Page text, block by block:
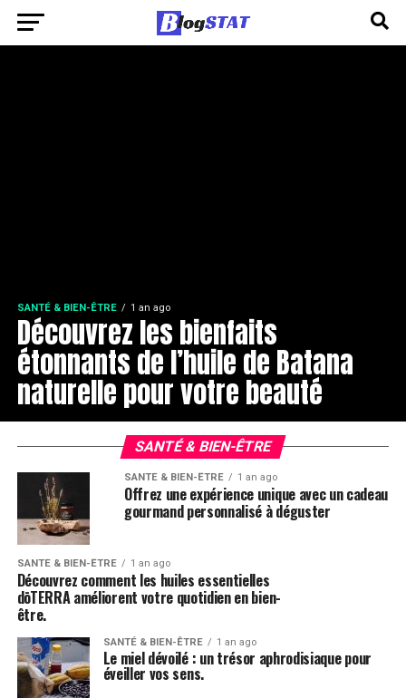
SANTÉ & BIEN-ÊTRE 1 an ago
Découvrez les bienfaits
étonnants de l’huile de Batana
naturelle pour votre beauté
SANTÉ & BIEN-ÊTRE
SANTÉ & BIEN-ÊTRE 1 an ago
Offrez une expérience unique avec un cadeau
gourmand personnalisé à déguster
SANTÉ & BIEN-ÊTRE 1 an ago
Découvrez comment les huiles essentielles
dōTERRA améliorent votre quotidien en bien-
être.
SANTÉ & BIEN-ÊTRE 1 an ago
Le miel dévoilé : un trésor aphrodisiaque pour
éveiller vos sens.